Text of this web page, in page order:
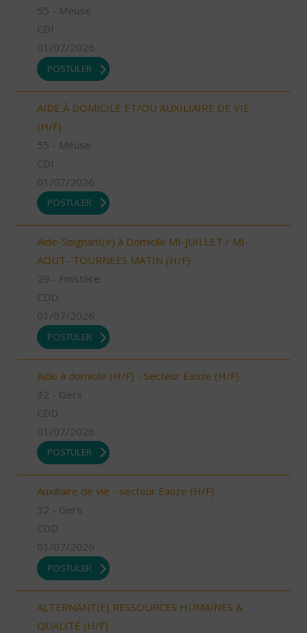
55 - Meuse
CDI
01/07/2026
POSTULER
AIDE À DOMICILE ET/OU AUXILIAIRE DE VIE
(H/F)
55 - Meuse
CDI
01/07/2026
POSTULER
Aide-Soignant(e) à Domicile MI-JUILLET / MI-
AOUT- TOURNEES MATIN (H/F)
29 - Finistère
CDD
01/07/2026
POSTULER
Aide à domicile (H/F) - Secteur Eauze (H/F)
32 - Gers
CDD
01/07/2026
POSTULER
Auxiliaire de vie - secteur Eauze (H/F)
32 - Gers
CDD
01/07/2026
POSTULER
ALTERNANT(E) RESSOURCES HUMAINES &
QUALITÉ (H/F)